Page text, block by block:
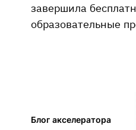
завершила
образовательные
Блог акселератора